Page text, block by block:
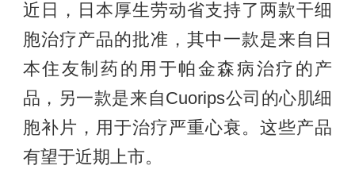
近日，日本厚生劳动省支持了两款干细
胞治疗产品的批准，其中一款是来自日
本住友制药的用于帕金森病治疗的产
品，另一款是来自Cuorips公司的心肌细
胞补片，用于治疗严重心衰。这些产品
有望于近期上市。